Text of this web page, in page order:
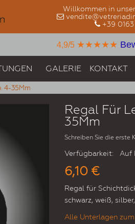
Willkommen in
+39
4,9/5 ★★★★★
GALERIE KONTAKT
4-35Mm
Regal Für
35Mm
Schreiben Sie die erste
Verfügbarkeit: Auf
6,10 €
Regal für
schwarz, weiß,
Alle Unterlagen